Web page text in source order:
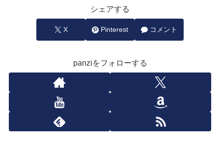
シェアする
X Pinterest コメント
panziをフォローする